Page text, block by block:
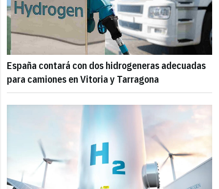
España contará con dos hidrogeneras adecuadas
para camiones en Vitoria y Tarragona